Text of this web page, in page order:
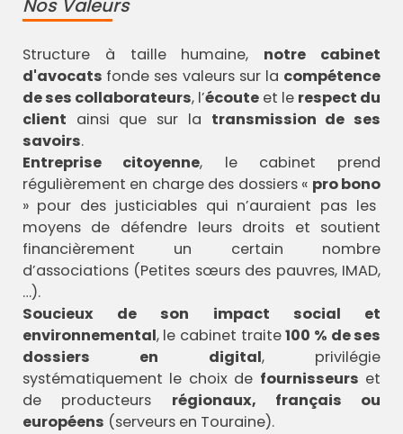
Nos Valeurs
Structure à taille humaine, notre cabinet
d'avocats fonde ses valeurs sur la compétence
de ses collaborateurs, l’écouteet le respect du
client ainsi que sur la transmission de ses
savoirs.
Entreprise citoyenne, le cabinet prend
régulièrement en charge des dossiers « pro bono
» pour des justiciables qui n’auraient pas les
moyens de défendre leurs droits et soutient
financièrement un certain nombre
d’associations (Petites sœurs des pauvres, IMAD,
…).
Soucieux de son impact social et
environnemental, le cabinet traite100 % de ses
dossiers en digital, privilégie
systématiquement le choix de fournisseurs et
de producteurs régionaux, français ou
européens (serveurs en Touraine).